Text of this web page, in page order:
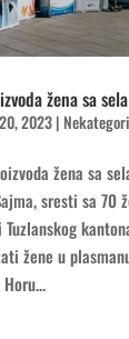
žena sa sela
2023|
žena sa
sresti sa 70
žene u